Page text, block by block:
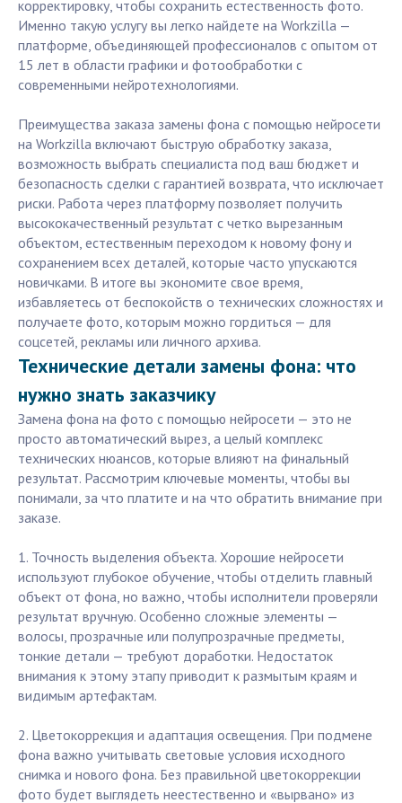
корректировку, чтобы сохранить естественность фото.
Именно такую услугу вы легко найдете на Workzilla —
платформе, объединяющей профессионалов с опытом от
15 лет в области графики и фотообработки с
современными нейротехнологиями.
Преимущества заказа замены фона с помощью нейросети
на Workzilla включают быструю обработку заказа,
возможность выбрать специалиста под ваш бюджет и
безопасность сделки с гарантией возврата, что исключает
риски. Работа через платформу позволяет получить
высококачественный результат с четко вырезанным
объектом, естественным переходом к новому фону и
сохранением всех деталей, которые часто упускаются
новичками. В итоге вы экономите свое время,
избавляетесь от беспокойств о технических сложностях и
получаете фото, которым можно гордиться — для
соцсетей, рекламы или личного архива.
Технические детали замены фона: что
нужно знать заказчику
Замена фона на фото с помощью нейросети — это не
просто автоматический вырез, а целый комплекс
технических нюансов, которые влияют на финальный
результат. Рассмотрим ключевые моменты, чтобы вы
понимали, за что платите и на что обратить внимание при
заказе.
1. Точность выделения объекта. Хорошие нейросети
используют глубокое обучение, чтобы отделить главный
объект от фона, но важно, чтобы исполнители проверяли
результат вручную. Особенно сложные элементы —
волосы, прозрачные или полупрозрачные предметы,
тонкие детали — требуют доработки. Недостаток
внимания к этому этапу приводит к размытым краям и
видимым артефактам.
2. Цветокоррекция и адаптация освещения. При подмене
фона важно учитывать световые условия исходного
снимка и нового фона. Без правильной цветокоррекции
фото будет выглядеть неестественно и «вырвано» из